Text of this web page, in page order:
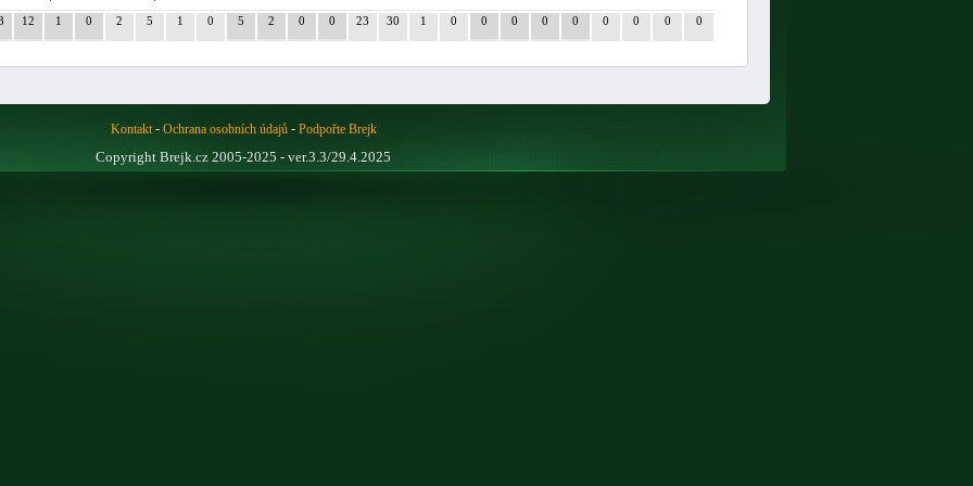
12 1 0 2 5 1 0 5 2 0 0 23 30 1 0 0 0 0 0 0 0 0 0
Kontakt- Ochrana osobních údajů- Podpořte Brejk
Copyright Brejk.cz 2005-2025 - ver.3.3/29.4.2025